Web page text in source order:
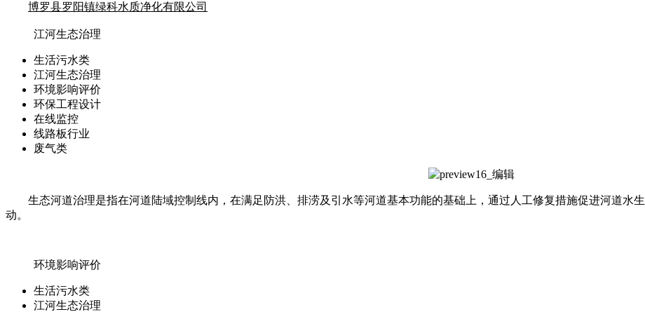
博罗县罗阳镇绿科水质净化有限公司
江河生态治理
生活污水类
江河生态治理
环境影响评价
环保工程设计
在线监控
线路板行业
废气类
生态河道治理是指在河道陆域控制线内，在满足防洪、排涝及引水等河道基本功能的基础上，通过人工修复措施促进河道水
动。
环境影响评价
生活污水类
江河生态治理